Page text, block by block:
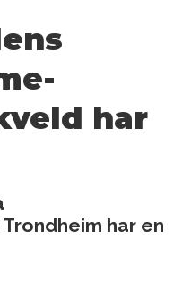
har
har en